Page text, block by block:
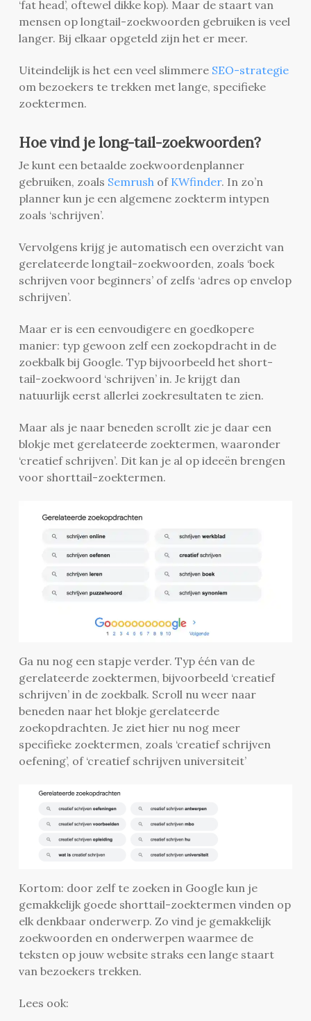
‘fat head’, oftewel dikke kop). Maar de staart van
mensen op longtail-zoekwoorden gebruiken is veel
langer. Bij elkaar opgeteld zijn het er meer.
Uiteindelijk is het een veel slimmere SEO-strategie
om bezoekers te trekken met lange, specifieke
zoektermen.
Hoe vind je long-tail-zoekwoorden?
Je kunt een betaalde zoekwoordenplanner
gebruiken, zoals Semrush of KWfinder. In zo’n
planner kun je een algemene zoekterm intypen
zoals ‘schrijven’.
Vervolgens krijg je automatisch een overzicht van
gerelateerde longtail-zoekwoorden, zoals ‘boek
schrijven voor beginners’ of zelfs ‘adres op envelop
schrijven’.
Maar er is een eenvoudigere en goedkopere
manier: typ gewoon zelf een zoekopdracht in de
zoekbalk bij Google. Typ bijvoorbeeld het short-
tail-zoekwoord ‘schrijven’ in. Je krijgt dan
natuurlijk eerst allerlei zoekresultaten te zien.
Maar als je naar beneden scrollt zie je daar een
blokje met gerelateerde zoektermen, waaronder
‘creatief schrijven’. Dit kan je al op ideeën brengen
voor shorttail-zoektermen.
Ga nu nog een stapje verder. Typ één van de
gerelateerde zoektermen, bijvoorbeeld ‘creatief
schrijven’ in de zoekbalk. Scroll nu weer naar
beneden naar het blokje gerelateerde
zoekopdrachten. Je ziet hier nu nog meer
specifieke zoektermen, zoals ‘creatief schrijven
oefening’, of ‘creatief schrijven universiteit’
Kortom: door zelf te zoeken in Google kun je
gemakkelijk goede shorttail-zoektermen vinden op
elk denkbaar onderwerp. Zo vind je gemakkelijk
zoekwoorden en onderwerpen waarmee de
teksten op jouw website straks een lange staart
van bezoekers trekken.
Lees ook: